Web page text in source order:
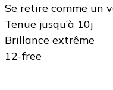
Se retire comme un
Tenue jusqu’à 10j
Brillance extrême
12-free